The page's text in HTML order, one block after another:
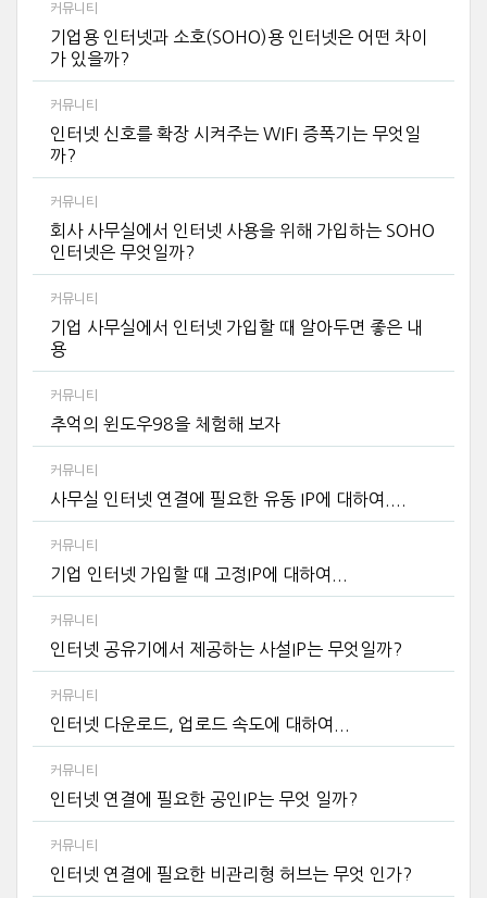
커뮤니티
기업용 인터넷과 소호(SOHO)용 인터넷은 어떤 차이
가 있을까?
커뮤니티
인터넷 신호를 확장 시켜주는 WIFI 증폭기는 무엇일
까?
커뮤니티
회사 사무실에서 인터넷 사용을 위해 가입하는 SOHO
인터넷은 무엇일까?
커뮤니티
기업 사무실에서 인터넷 가입할 때 알아두면 좋은 내
용
커뮤니티
추억의 윈도우98을 체험해 보자
커뮤니티
사무실 인터넷 연결에 필요한 유동 IP에 대하여....
커뮤니티
기업 인터넷 가입할 때 고정IP에 대하여...
커뮤니티
인터넷 공유기에서 제공하는 사설IP는 무엇일까?
커뮤니티
인터넷 다운로드, 업로드 속도에 대하여...
커뮤니티
인터넷 연결에 필요한 공인IP는 무엇 일까?
커뮤니티
인터넷 연결에 필요한 비관리형 허브는 무엇 인가?